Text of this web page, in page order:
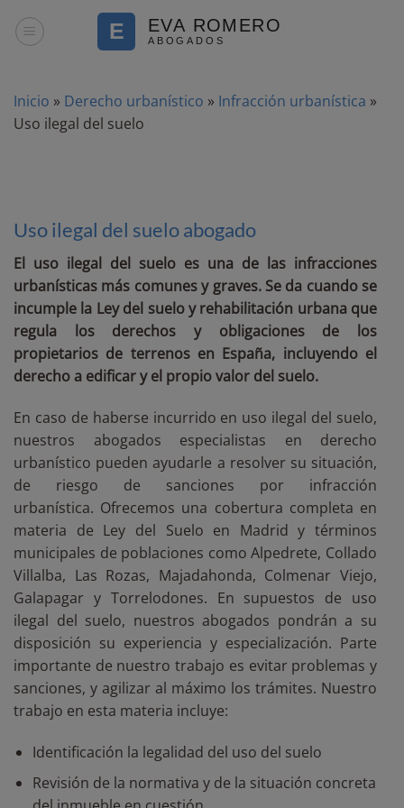
Inicio » Derecho urbanístico » Infracción urbanística »
Uso ilegal del suelo
Uso ilegal del suelo abogado
El uso ilegal del suelo es una de las infracciones
urbanísticas más comunes y graves. Se da cuando se
incumple la Ley del suelo y rehabilitación urbana que
regula los derechos y obligaciones de los
propietarios de terrenos en España, incluyendo el
derecho a edificar y el propio valor del suelo.
En caso de haberse incurrido en uso ilegal del suelo,
nuestros abogados especialistas en derecho
urbanístico pueden ayudarle a resolver su situación,
de riesgo de sanciones por infracción
urbanística. Ofrecemos una cobertura completa en
materia de Ley del Suelo en Madrid y términos
municipales de poblaciones como Alpedrete, Collado
Villalba, Las Rozas, Majadahonda, Colmenar Viejo,
Galapagar y Torrelodones. En supuestos de uso
ilegal del suelo, nuestros abogados pondrán a su
disposición su experiencia y especialización. Parte
importante de nuestro trabajo es evitar problemas y
sanciones, y agilizar al máximo los trámites. Nuestro
trabajo en esta materia incluye:
Identificación la legalidad del uso del suelo
Revisión de la normativa y de la situación concreta